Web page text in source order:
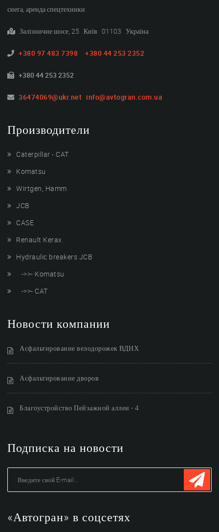
снега, аренда спецтехники
Залізничне шосе, 25 Київ 01103 Україна
+380 97 483 7398 +380 44 253 2352
+380 44 253 2352
36474069@ukr.net info@avtogran.com.ua
Производители
Caterpillar ‧ CAT
Komatsu
Wirtgen, Hamm
JCB
CASE
Renault Kerax
Hydraulic breakers JCB
->>- Komatsu
->>- CAT
Новости компании
Асфальтирование велодорожек ВДНХ
Асфальтирование дворов
Благоустройство Пейзажной аллеи - 4
Подписка на новости
«Автогран» в соцсетях